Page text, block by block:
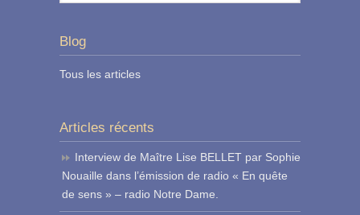
Blog
Tous les articles
Articles récents
Interview de Maître Lise BELLET par Sophie
Nouaille dans l’émission de radio « En quête
de sens » – radio Notre Dame.